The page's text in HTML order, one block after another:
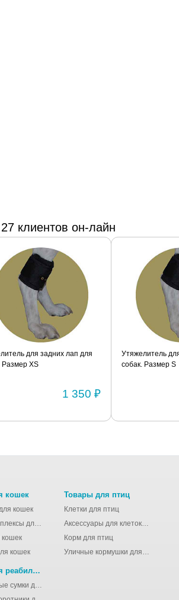
27 клиентов он-лайн
для задних лап для
Размер XS
1 350 ₽
Утяжелитель
собак. Размер S
кошек
кошек
Игровые комплексы для кошек
кошек
кошек
Товары для птиц
Клетки для птиц
Аксессуары для клеток для птиц
Корм для птиц
Уличные кормушки для птиц
Товары для реабилитации животных
Ветеринарные сумки для животных